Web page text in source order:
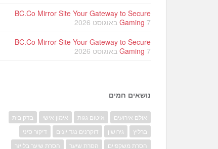
BC.Co Mirror Site Your Gateway to Secure
Gaming 7 באוגוסט 2026
BC.Co Mirror Site Your Gateway to Secure
Gaming 7 באוגוסט 2026
נושאים חמים
אולם אירועים איטום גגות אימון אישי
בדק בית
ברליץ
גירושין דוקרנים נגד יונים
דיקור סיני
הסרת משקפיים
הסרת שיער
הסרת שיער בלייזר